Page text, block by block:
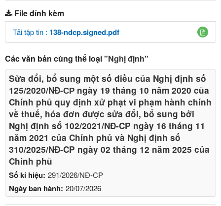
File đính kèm
Tải tập tin : 138-ndcp.signed.pdf
Các văn bản cùng thể loại"Nghị định"
Số kí hiệu: 291/2026/NĐ-CP
Ngày ban hành: 20/07/2026
Sửa đổi, bổ sung một số điều của Nghị định số
125/2020/NĐ-СР ngày 19 tháng 10 năm 2020 của
Chính phủ quy định xử phạt vi phạm hành chính
về thuế, hóa đơn được sửa đổi, bổ sung bởi
Nghị định số 102/2021/NĐ-CP ngày 16 tháng 11
năm 2021 của Chính phủ và Nghị định số
310/2025/NĐ-CP ngày 02 tháng 12 năm 2025 của
Chính phủ